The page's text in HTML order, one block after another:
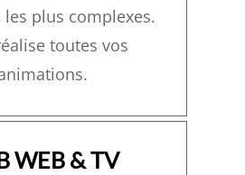
les plus complexes.
toutes vos
WEB & TV